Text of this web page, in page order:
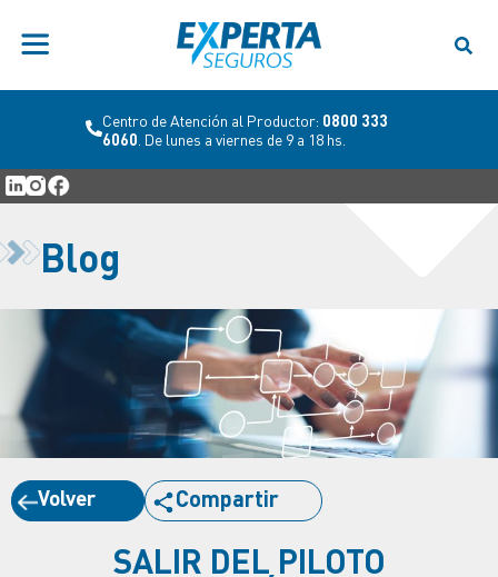
Centro de Atención al Productor: 0800 333
6060 . De lunes a viernes de 9 a 18 hs.
Blog
Volver Compartir
SALIR DEL PILOTO